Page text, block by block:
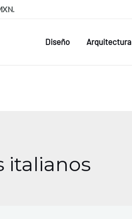
Diseño Arquitectura
italianos